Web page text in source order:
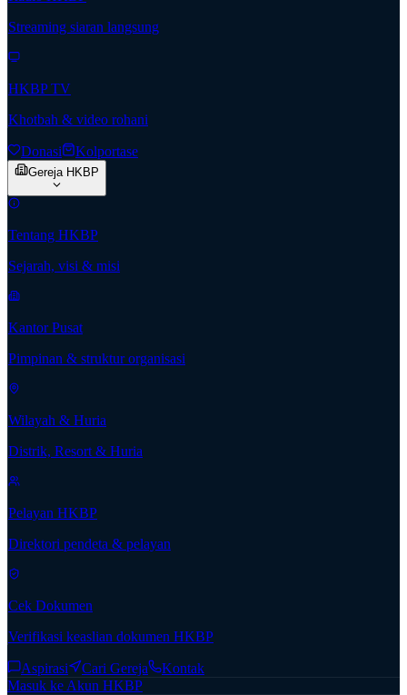
Streaming siaran langsung
HKBP TV
Khotbah & video rohani
Donasi Kolportase
Gereja HKBP
Tentang HKBP
Sejarah, visi & misi
Kantor Pusat
Pimpinan & struktur organisasi
Wilayah & Huria
Distrik, Resort & Huria
Pelayan HKBP
Direktori pendeta & pelayan
Cek Dokumen
Verifikasi keaslian dokumen HKBP
Aspirasi Cari Gereja
Kontak
Masuk ke Akun HKBP